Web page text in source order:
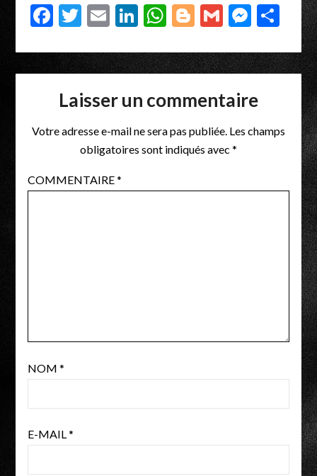
Facebook
Twitter
EmailLinkedIn
WhatsApp
Blogger
Gmail
Laisser un commentaire
Votre adresse e-mail ne sera pas publiée. Les champs
obligatoires sont indiqués avec *
COMMENTAIRE*
NOM *
E-MAIL*